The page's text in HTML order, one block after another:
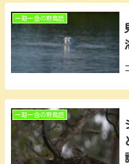
一期一会の野鳥話
一期一会の野鳥話